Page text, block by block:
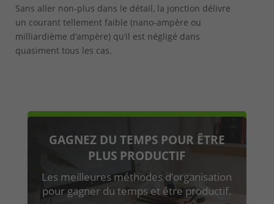
Sans aller non-plus dans le détail, la jonction délivre
un courant tellement faible (nano-ampère ou
milliardième d’ampère) qu’il est négligé dans
quasiment tous les cas.
GAGNEZ DU TEMPS POUR ÊTRE
PLUS PRODUCTIF
Les meilleures méthodes d’organisation
pour gagner du temps et être productif.